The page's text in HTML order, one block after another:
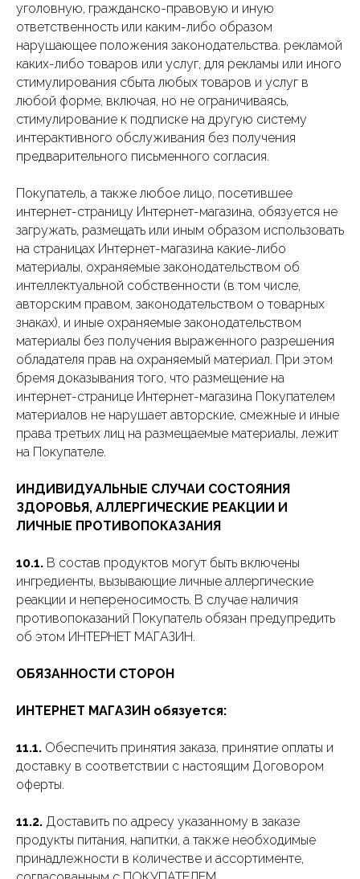
уголовную, гражданско-правовую и иную
ответственность или каким-либо образом
нарушающее положения законодательства. рекламой
каких-либо товаров или услуг, для рекламы или иного
стимулирования сбыта любых товаров и услуг в
любой форме, включая, но не ограничиваясь,
стимулирование к подписке на другую систему
интерактивного обслуживания без получения
предварительного письменного согласия.
Покупатель, а также любое лицо, посетившее
интернет-страницу Интернет-магазина, обязуется не
загружать, размещать или иным образом использовать
на страницах Интернет-магазина какие-либо
материалы, охраняемые законодательством об
интеллектуальной собственности (в том числе,
авторским правом, законодательством о товарных
знаках), и иные охраняемые законодательством
материалы без получения выраженного разрешения
обладателя прав на охраняемый материал. При этом
бремя доказывания того, что размещение на
интернет-странице Интернет-магазина Покупателем
материалов не нарушает авторские, смежные и иные
права третьих лиц на размещаемые материалы, лежит
на Покупателе.
ИНДИВИДУАЛЬНЫЕ СЛУЧАИ СОСТОЯНИЯ
ЗДОРОВЬЯ, АЛЛЕРГИЧЕСКИЕ РЕАКЦИИ И
ЛИЧНЫЕ ПРОТИВОПОКАЗАНИЯ
10.1. В состав продуктов могут быть включены
ингредиенты, вызывающие личные аллергические
реакции и непереносимость. В случае наличия
противопоказаний Покупатель обязан предупредить
об этом ИНТЕРНЕТ МАГАЗИН.
ОБЯЗАННОСТИ СТОРОН
ИНТЕРНЕТ МАГАЗИН обязуется:
11.1. Обеспечить принятия заказа, принятие оплаты и
доставку в соответствии с настоящим Договором
оферты.
11.2. Доставить по адресу указанному в заказе
продукты питания, напитки, а также необходимые
принадлежности в количестве и ассортименте,